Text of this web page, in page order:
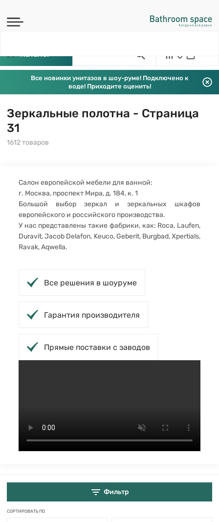
Каталог
Все новинки унитазов в шоу-руме! Подключено к
воде! Приходите оценить!
Зеркальные полотна - Страница
31
1612 товаров
Салон европейской мебели для ванной:
г. Москва, проспект Мира, д. 184, к. 1
Большой выбор зеркал и зеркальных шкафов
европейского и российского производства.
У нас представлены такие фабрики, как: Roca, Laufen,
Duravit, Jacob Delafon, Keuco, Geberit, Burgbad, Xpertials,
Ravak, Aqwella.
Все решения в шоуруме
Гарантия производителя
Прямые поставки с заводов
Фильтр
СОРТИРОВАТЬ ПО